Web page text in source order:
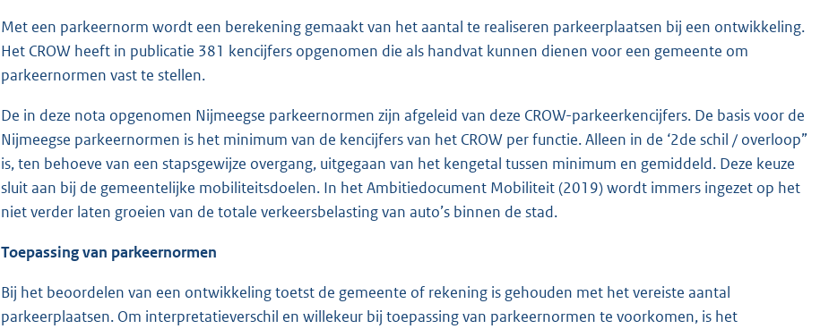
Met een parkeernorm wordt een berekening gemaakt van het aantal te realiseren parkeerplaatsen bij een ontwikkeling.
Het CROW heeft in publicatie 381 kencijfers opgenomen die als handvat kunnen dienen voor een gemeente om
parkeernormen vast te stellen.
De in deze nota opgenomen Nijmeegse parkeernormen zijn afgeleid van deze CROW-parkeerkencijfers. De basis voor de
Nijmeegse parkeernormen is het minimum van de kencijfers van het CROW per functie. Alleen in de ‘2de schil / overloop”
is, ten behoeve van een stapsgewijze overgang, uitgegaan van het kengetal tussen minimum en gemiddeld. Deze keuze
sluit aan bij de gemeentelijke mobiliteitsdoelen. In het Ambitiedocument Mobiliteit (2019) wordt immers ingezet op het
niet verder laten groeien van de totale verkeersbelasting van auto’s binnen de stad.
Toepassing van parkeernormen
Bij het beoordelen van een ontwikkeling toetst de gemeente of rekening is gehouden met het vereiste aantal
parkeerplaatsen. Om interpretatieverschil en willekeur bij toepassing van parkeernormen te voorkomen, is het